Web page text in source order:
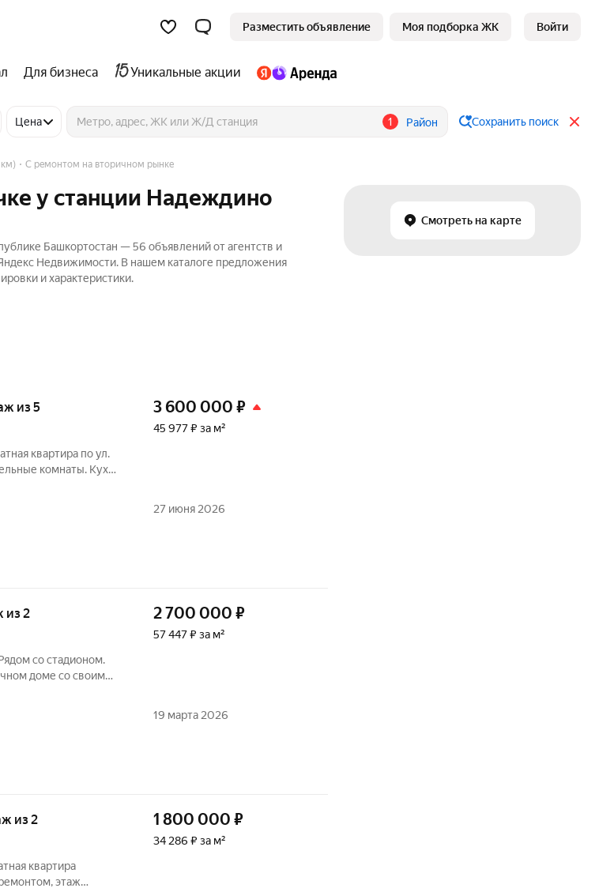
Разместить объявление Моя подборка ЖК Войти
Для бизнеса Уникальные акции
Цена 1 Район Сохранить поиск
Смотреть на карте
С ремонтом на вторичном рынке
у станции Надеждино
Башкортостан — 56 объявлений от агентств и
Недвижимости. В нашем каталоге предложения
и характеристики.
из 5
квартира по ул.
комнаты. Кухня
Реальному
3 600 000 ₽
45 977 ₽ за м²
27 июня 2026
из 2
со стадионом.
доме со своим
сразу заехать
2 700 000 ₽
57 447 ₽ за м²
19 марта 2026
из 2
квартира
этаж
1 800 000 ₽
34 286 ₽ за м²